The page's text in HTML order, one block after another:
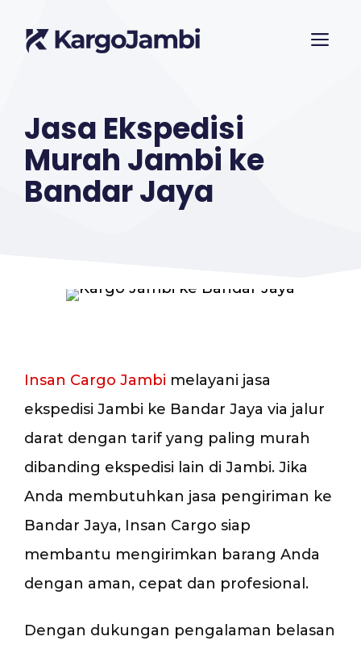
Jasa Ekspedisi
Murah Jambi ke
Bandar Jaya
Insan Cargo Jambi melayani jasa
ekspedisi Jambi ke Bandar Jaya via jalur
darat dengan tarif yang paling murah
dibanding ekspedisi lain di Jambi. Jika
Anda membutuhkan jasa pengiriman ke
Bandar Jaya, Insan Cargo siap
membantu mengirimkan barang Anda
dengan aman, cepat dan profesional.
Dengan dukungan pengalaman belasan